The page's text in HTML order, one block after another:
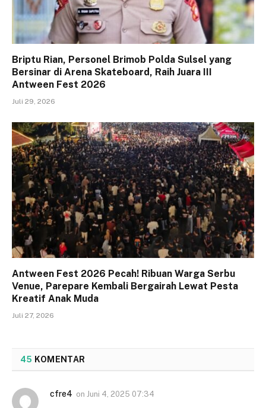
Briptu Rian, Personel Brimob Polda Sulsel yang
Bersinar di Arena Skateboard, Raih Juara III
Antween Fest 2026
Juli 29, 2026
Antween Fest 2026 Pecah! Ribuan Warga Serbu
Venue, Parepare Kembali Bergairah Lewat Pesta
Kreatif Anak Muda
Juli 27, 2026
45 KOMENTAR
cfre4 on Juni 4, 2025 07:34